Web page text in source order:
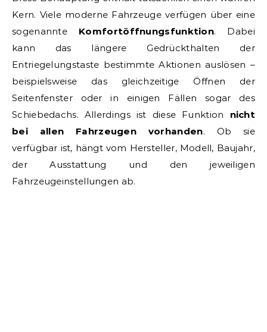
Kern. Viele moderne Fahrzeuge verfügen über eine
sogenannte Komfortöffnungsfunktion. Dabei
kann das längere Gedrückthalten der
Entriegelungstaste bestimmte Aktionen auslösen –
beispielsweise das gleichzeitige Öffnen der
Seitenfenster oder in einigen Fällen sogar des
Schiebedachs. Allerdings ist diese Funktion nicht
bei allen Fahrzeugen vorhanden. Ob sie
verfügbar ist, hängt vom Hersteller, Modell, Baujahr,
der Ausstattung und den jeweiligen
Fahrzeugeinstellungen ab.